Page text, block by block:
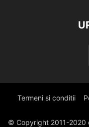
Termeni si conditii
© Copyright 2011-2020